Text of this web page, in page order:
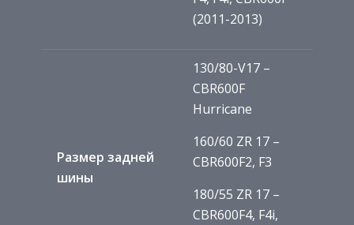
(2011-2013)
Размер задней
шины
130/80-V17 –
CBR600F
Hurricane
160/60 ZR 17 –
CBR600F2, F3
180/55 ZR 17 –
CBR600F4, F4i,